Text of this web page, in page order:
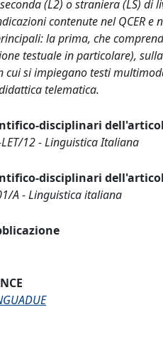
(L2) o straniera (LS) di
contenute nel QCER
la prima, che
testuale in particolare),
cui si impiegano testi
telematica.
disciplinari
12 - Linguistica Italiana
disciplinari
A - Linguistica italiana